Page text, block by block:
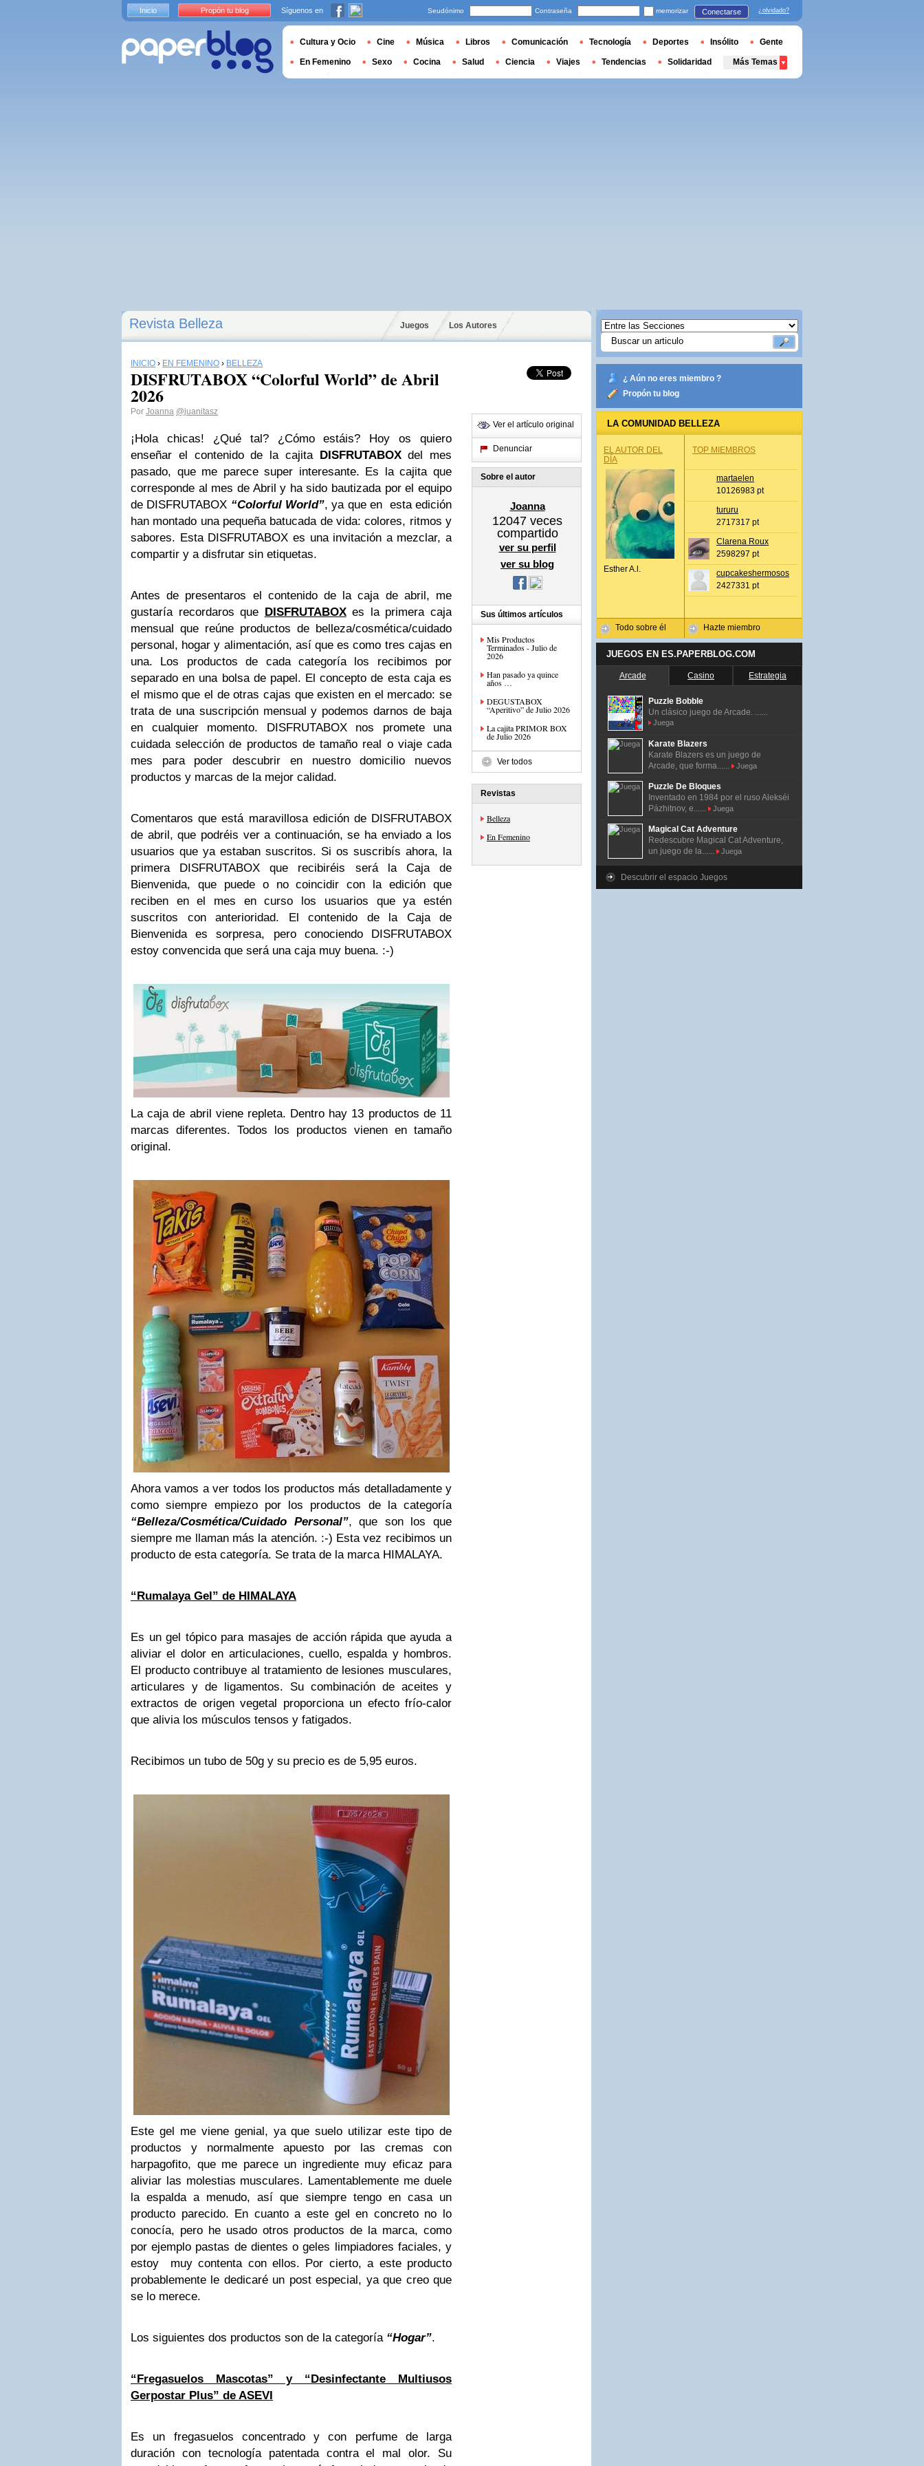
Revista Belleza Juegos Los Autores
INICIO › EN FEMENINO › BELLEZA
DISFRUTABOX “Colorful World” de Abril
2026
Por Joanna @juanitasz
¡Hola chicas! ¿Qué tal? ¿Cómo estáis? Hoy os quiero
enseñar el contenido de la cajita DISFRUTABOXdel mes
pasado, que me parece super interesante. Es la cajita que
corresponde al mes de Abril y ha sido bautizada por el equipo
de DISFRUTABOX “Colorful World”, ya que en esta edición
han montado una pequeña batucada de vida: colores, ritmos y
sabores. Esta DISFRUTABOX es una invitación a mezclar, a
compartir y a disfrutar sin etiquetas.
Antes de presentaros el contenido de la caja de abril, me
gustaría recordaros que DISFRUTABOXes la primera caja
mensual que reúne productos de belleza/cosmética/cuidado
personal, hogar y alimentación, así que es como tres cajas en
una. Los productos de cada categoría los recibimos por
separado en una bolsa de papel. El concepto de esta caja es
el mismo que el de otras cajas que existen en el mercado: se
trata de una suscripción mensual y podemos darnos de baja
en cualquier momento. DISFRUTABOX nos promete una
cuidada selección de productos de tamaño real o viaje cada
mes para poder descubrir en nuestro domicilio nuevos
productos y marcas de la mejor calidad.
Comentaros que está maravillosa edición de DISFRUTABOX
de abril, que podréis ver a continuación, se ha enviado a los
usuarios que ya estaban suscritos. Si os suscribís ahora, la
primera DISFRUTABOX que recibiréis será la Caja de
Bienvenida, que puede o no coincidir con la edición que
reciben en el mes en curso los usuarios que ya estén
suscritos con anterioridad. El contenido de la Caja de
Bienvenida es sorpresa, pero conociendo DISFRUTABOX
estoy convencida que será una caja muy buena. :-)
La caja de abril viene repleta. Dentro hay 13 productos de 11
marcas diferentes. Todos los productos vienen en tamaño
original.
Ahora vamos a ver todos los productos más detalladamente y
como siempre empiezo por los productos de la categoría
“Belleza/Cosmética/Cuidado Personal”, que son los que
siempre me llaman más la atención. :-) Esta vez recibimos un
producto de esta categoría. Se trata de la marca HIMALAYA.
“Rumalaya Gel” de HIMALAYA
Es un gel tópico para masajes de acción rápida que ayuda a
aliviar el dolor en articulaciones, cuello, espalda y hombros.
El producto contribuye al tratamiento de lesiones musculares,
articulares y de ligamentos. Su combinación de aceites y
extractos de origen vegetal proporciona un efecto frío-calor
que alivia los músculos tensos y fatigados.
Recibimos un tubo de 50g y su precio es de 5,95 euros.
Este gel me viene genial, ya que suelo utilizar este tipo de
productos y normalmente apuesto por las cremas con
harpagofito, que me parece un ingrediente muy eficaz para
aliviar las molestias musculares. Lamentablemente me duele
la espalda a menudo, así que siempre tengo en casa un
producto parecido. En cuanto a este gel en concreto no lo
conocía, pero he usado otros productos de la marca, como
por ejemplo pastas de dientes o geles limpiadores faciales, y
estoy muy contenta con ellos. Por cierto, a este producto
probablemente le dedicaré un post especial, ya que creo que
se lo merece.
Los siguientes dos productos son de la categoría “Hogar”.
“Fregasuelos Mascotas” y “Desinfectante Multiusos
Gerpostar Plus” de ASEVI
Es un fregasuelos concentrado y con perfume de larga
duración con tecnología patentada contra el mal olor. Su
Ver el artículo original
Denunciar
Sobre el autor
Joanna
12047 veces
compartido
ver su perfil
ver su blog
Sus últimos artículos
Mis Productos
Terminados - Julio de
2026
Han pasado ya quince
años …
DEGUSTABOX
“Aperitivo” de Julio 2026
La cajita PRIMOR BOX
de Julio 2026
Ver todos
Revistas
Belleza
En Femenino
¿ Aún no eres miembro ?
Propón tu blog
LA COMUNIDAD BELLEZA
EL AUTOR DEL
DÍA
Esther A.l.
Todo sobre él
TOP MIEMBROS
martaelen
10126983 pt
tururu
2717317 pt
Clarena Roux
2598297 pt
cupcakeshermosos
2427331 pt
Hazte miembro
JUEGOS EN ES.PAPERBLOG.COM
Arcade Casino Estrategia
Puzzle Bobble
Un clásico juego de Arcade. ......
Juega
Karate Blazers
Karate Blazers es un juego de
Arcade, que forma......
Juega
Puzzle De Bloques
Inventado en 1984 por el ruso Alekséi
Pázhitnov, e......
Juega
Magical Cat Adventure
Redescubre Magical Cat Adventure,
un juego de la......
Juega
Descubrir el espacio Juegos
Inicio Propón tu blog Síguenos en Seudónimo Contraseña memorizar Conectarse ¿olvidado?
Cultura y Ocio Cine Música Libros Comunicación Tecnología Deportes Insólito Gente
En Femenino Sexo Cocina Salud Ciencia Viajes Tendencias Solidaridad Más Temas